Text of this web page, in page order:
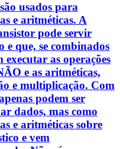
usados para
e aritméticas. A
pode servir
que, se combinados
as operações
e as aritméticas,
e multiplicação. Com
podem ser
dados, mas como
e aritméticas sobre
e vem